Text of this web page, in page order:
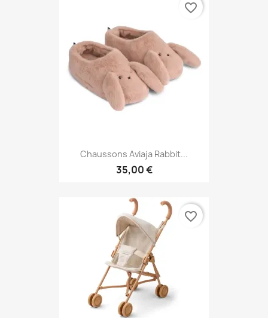
Chaussons Aviaja Rabbit...
35,00 €
favorite_border
favorite_border